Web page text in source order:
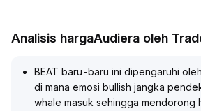
Analisis hargaAudiera oleh
BEAT baru-baru ini dipengaruhi
di mana emosi bullish jangka
whale masuk sehingga mendorong